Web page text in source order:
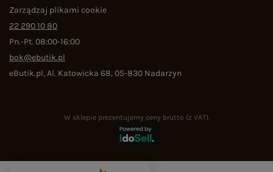
Zarządzaj plikami cookie
22 290 10 80
Pn.-Pt. 08:00-16:00
bok@ebutik.pl
eButik.pl,Al. Katowicka 68,05-830 Nadarzyn
W sklepie prezentujemy ceny brutto (z VAT).